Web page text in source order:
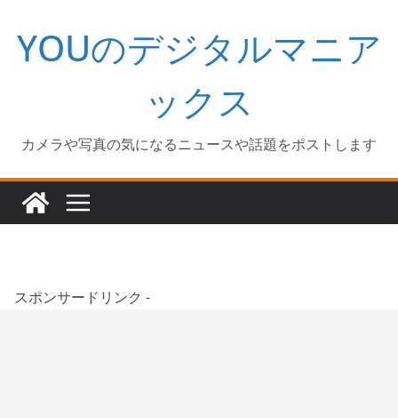
キ
YOUのデジタルマニア
ックス
カメラや写真の気になるニュースや話題をポストします
スポンサードリンク -